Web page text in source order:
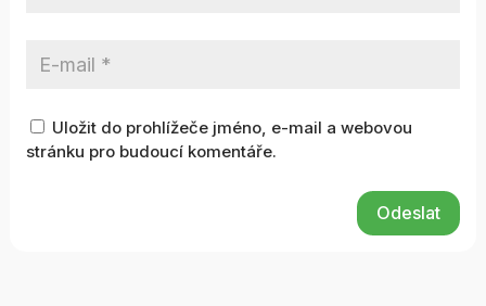
Uložit do prohlížeče jméno, e-mail a webovou
stránku pro budoucí komentáře.
Odeslat